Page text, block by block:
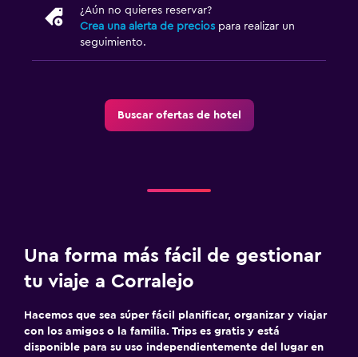
¿Aún no quieres reservar?
Crea una alerta de precios para realizar un
seguimiento.
Buscar ofertas de hotel
Una forma más fácil de gestionar
tu viaje a Corralejo
Hacemos que sea súper fácil planificar, organizar y viajar
con los amigos o la familia. Trips es gratis y está
disponible para su uso independientemente del lugar en